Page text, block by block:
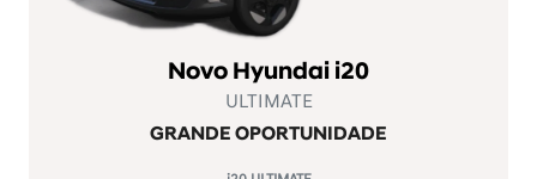
Novo Hyundai i20
ULTIMATE
GRANDE OPORTUNIDADE